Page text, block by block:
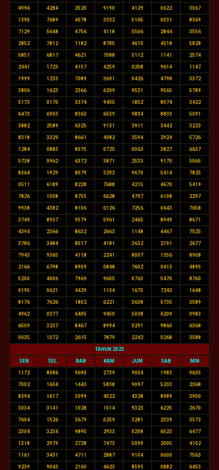
4996 4284 2520 9190 4129 0622 3567
1390 7689 4078 3332 5165 0031 8369
7129 5648 4756 4118 5506 2844 3556
2852 7812 1182 8785 4610 4518 5828
0851 6817 4621 7088 5112 1141 2574
2441 1723 4157 4259 0208 9614 1147
1999 1233 7089 3691 0426 4798 3372
3806 1623 2366 6209 9531 9565 5789
5173 0170 3374 9405 1852 8074 3422
6473 6903 8363 6539 9834 8833 5091
3882 2589 6325 9131 3911 3442 3223
8318 3329 8661 4082 3594 2924 5726
1284 0883 8075 0725 0063 3827 6637
5738 0962 6372 3871 2533 9170 5065
8364 1929 8079 3293 9670 5414 7825
0511 6189 8228 7688 4215 4670 5419
7826 1508 8755 6628 4797 6108 2297
9938 4382 8106 0126 7256 0643 7658
3749 8937 9579 5961 2465 8949 8671
4394 2366 8632 2663 1148 4467 7525
3786 3484 8017 4181 3632 2191 2677
7943 9365 4118 2241 8007 1356 8908
2166 6798 8909 0848 7602 0413 4895
5200 4006 7969 9605 0763 5470 8760
0195 0621 4429 1134 1675 7243 1648
8176 7626 1802 6221 3638 0735 3589
4962 0377 6405 9450 5038 6209 0983
6509 3237 8467 8994 0291 9860 6368
0035 1072 2615 7879 2242 0268 3588
TAHUN 2023
SEN SEL RAB KAM JUM SAB MIN
1172 8086 9690 2739 9004 1983 9635
7002 1604 1443 5838 9097 5203 2368
8394 1617 3099 4022 4328 8989 3900
3034 3141 1028 1014 9323 6225 2670
7604 1526 3679 0259 3281 2339 3573
2304 3234 9895 2933 0208 6523 6477
1318 2979 2728 7473 5099 2005 4102
1161 3431 4711 2887 9104 0600 7563
9239 9043 2160 4623 8593 0882 6453